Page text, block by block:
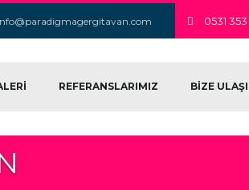
0531
REFERANSLARIMIZ BİZE